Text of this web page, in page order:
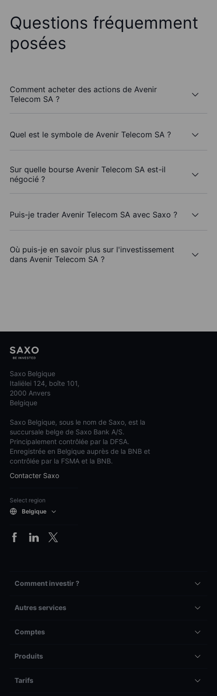
Questions fréquemment
posées
Comment acheter des actions de Avenir
Telecom SA ?
Quel est le symbole de Avenir Telecom SA ?
Sur quelle bourse Avenir Telecom SA est-il
négocié ?
Puis-je trader Avenir Telecom SA avec Saxo ?
Où puis-je en savoir plus sur l'investissement
dans Avenir Telecom SA ?
Saxo Belgique
Italiëlei 124, boîte 101,
2000 Anvers
Belgique
Saxo Belgique, sous le nom de Saxo, est la
succursale belge de Saxo Bank A/S.
Principalement contrôlée par la DFSA.
Enregistrée en Belgique auprès de la BNB et
contrôlée par la FSMA et la BNB.
Contacter Saxo
Select region
Belgique
Comment investir ?
Autres services
Comptes
Produits
Tarifs